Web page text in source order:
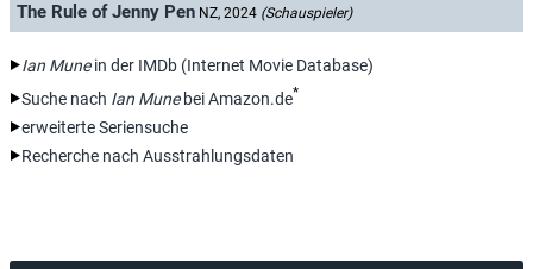
The Rule of Jenny Pen NZ, 2024 (Schauspieler)
Ian Munein der IMDb (Internet Movie Database)
Suche nach Ian Munebei Amazon.de*
erweiterte Seriensuche
Recherche nach Ausstrahlungsdaten